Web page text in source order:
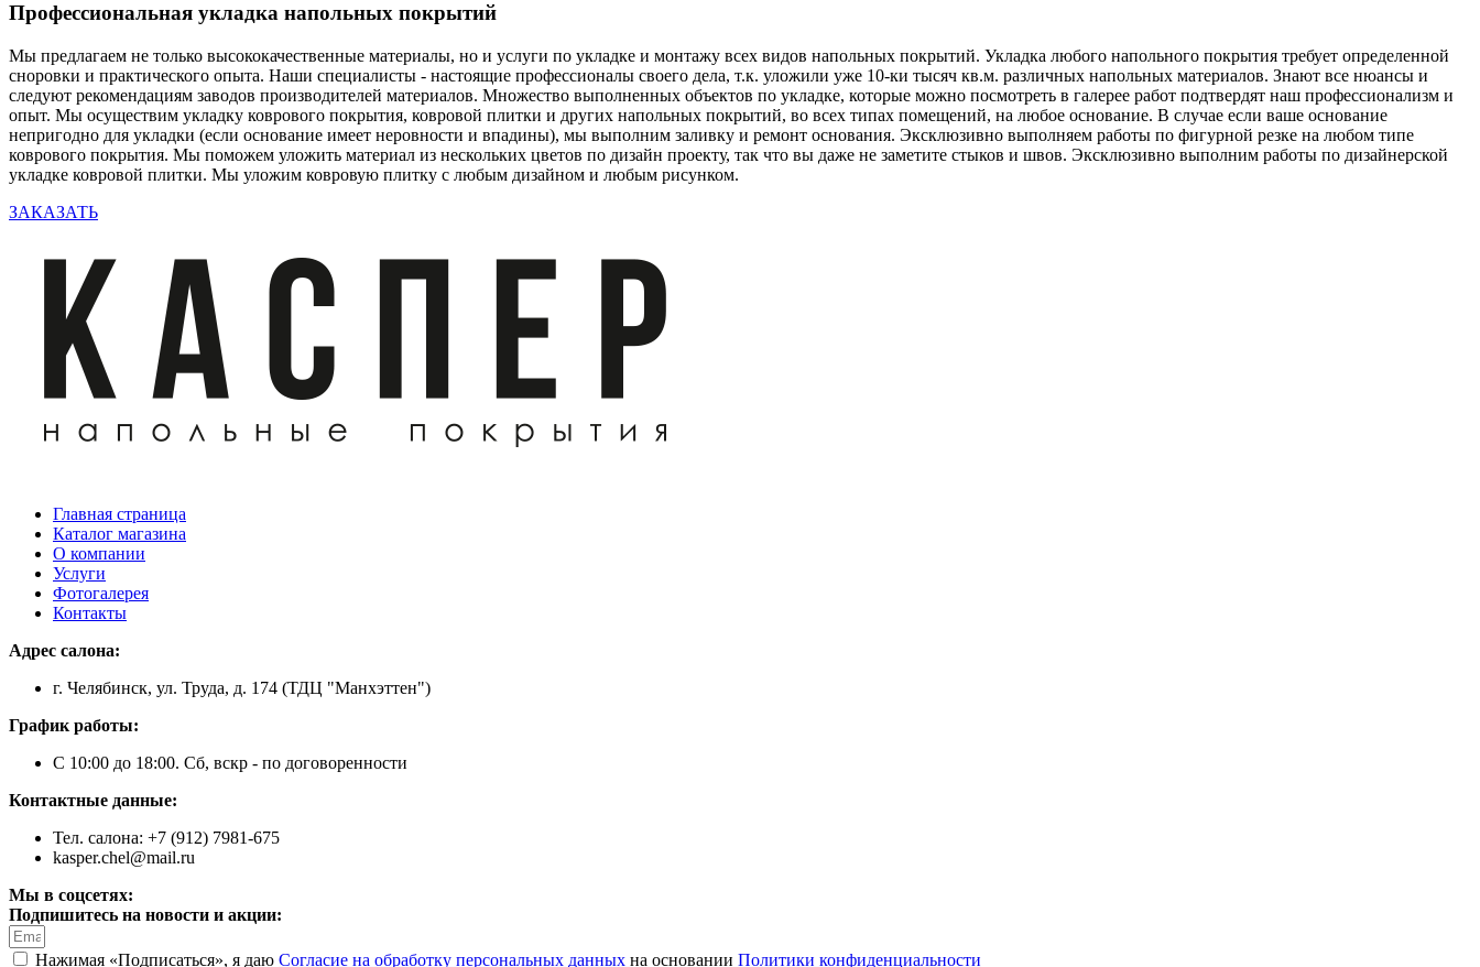
Профессиональная укладка напольных покрытий
Мы предлагаем не только высококачественные материалы, но и услуги по укладке и монтажу всех видов напольных покрытий. Укладка любого напольного покрытия требует определенной
сноровки и практического опыта. Наши специалисты - настоящие профессионалы своего дела, т.к. уложили уже 10-ки тысяч кв.м. различных напольных материалов. Знают все нюансы и
следуют рекомендациям заводов производителей материалов. Множество выполненных объектов по укладке, которые можно посмотреть в галерее работ подтвердят наш профессионализм и
опыт. Мы осуществим укладку коврового покрытия, ковровой плитки и других напольных покрытий, во всех типах помещений, на любое основание. В случае если ваше основание
непригодно для укладки (если основание имеет неровности и впадины), мы выполним заливку и ремонт основания. Эксклюзивно выполняем работы по фигурной резке на любом типе
коврового покрытия. Мы поможем уложить материал из нескольких цветов по дизайн проекту, так что вы даже не заметите стыков и швов. Эксклюзивно выполним работы по дизайнерской
укладке ковровой плитки. Мы уложим ковровую плитку с любым дизайном и любым рисунком.
ЗАКАЗАТЬ
Главная страница
Каталог магазина
О компании
Услуги
Фотогалерея
Контакты
Адрес салона:
г. Челябинск, ул. Труда, д. 174 (ТДЦ "Манхэттен")
График работы:
С 10:00 до 18:00. Сб, вскр - по договоренности
Контактные данные:
Тел. салона: +7 (912) 7981-675
kasper.chel@mail.ru
Мы в соцсетях:
Подпишитесь на новости и акции:
Нажимая «Подписаться», я даю Согласие на обработку персональных данных на основании Политики конфиденциальности